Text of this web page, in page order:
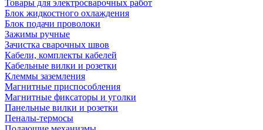
Товары для электросварочных работ
Блок жидкостного охлаждения
Блок подачи проволоки
Зажимы ручные
Зачистка сварочных швов
Кабели, комплекты кабелей
Кабельные вилки и розетки
Клеммы заземления
Магнитные приспособления
Магнитные фиксаторы и уголки
Панельные вилки и розетки
Пеналы-термосы